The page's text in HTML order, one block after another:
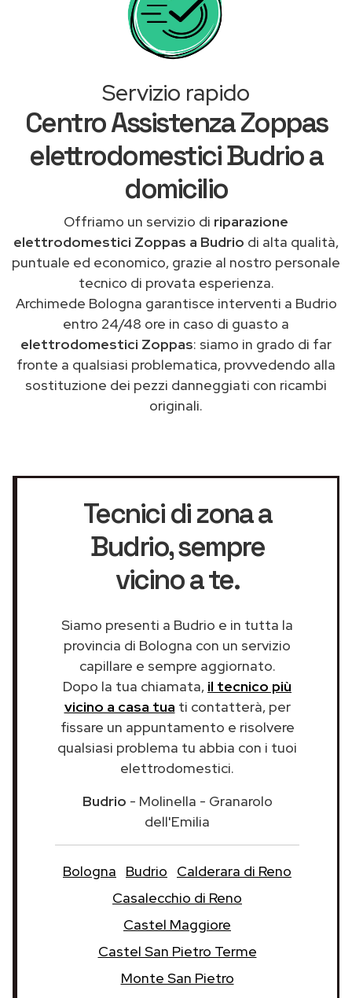
Servizio rapido
Centro Assistenza Zoppas
elettrodomestici Budrio a
domicilio
Offriamo un servizio di riparazione
elettrodomestici Zoppas a Budrio di alta qualità,
puntuale ed economico, grazie al nostro personale
tecnico di provata esperienza.
Archimede Bologna garantisce interventi a Budrio
entro 24/48 ore in caso di guasto a
elettrodomestici Zoppas: siamo in grado di far
fronte a qualsiasi problematica, provvedendo alla
sostituzione dei pezzi danneggiati con ricambi
originali.
Tecnici di zona a
Budrio, sempre
vicino a te.
Siamo presenti a Budrio e in tutta la
provincia di Bologna con un servizio
capillare e sempre aggiornato.
Dopo la tua chiamata, il tecnico più
vicino a casa tua ti contatterà, per
fissare un appuntamento e risolvere
qualsiasi problema tu abbia con i tuoi
elettrodomestici.
Budrio - Molinella - Granarolo
dell'Emilia
Bologna Budrio
Calderara di Reno
Casalecchio di Reno
Castel Maggiore
Castel San Pietro Terme
Monte San Pietro